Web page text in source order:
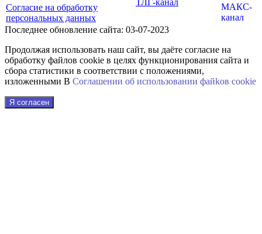
Согласие на обработку
персональных данных
Последнее обновление сайта: 03-07-2023
Продолжая использовать наш сайт, вы даёте согласие на
обработку файлов cookie в целях функционирования сайта и
сбора статистики в соответствии с положениями,
изложенными В Соглашении об использовании файkов cookie
Я согласен